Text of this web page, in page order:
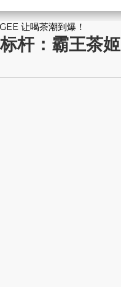
让喝茶潮到爆！
：霸王茶姬